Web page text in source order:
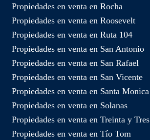
Propiedades en venta en Rocha
Propiedades en venta en Roosevelt
Propiedades en venta en Ruta 104
Propiedades en venta en San Antonio
Propiedades en venta en San Rafael
Propiedades en venta en San Vicente
Propiedades en venta en Santa Monica
Propiedades en venta en Solanas
Propiedades en venta en Treinta y Tres
Propiedades en venta en Tío Tom